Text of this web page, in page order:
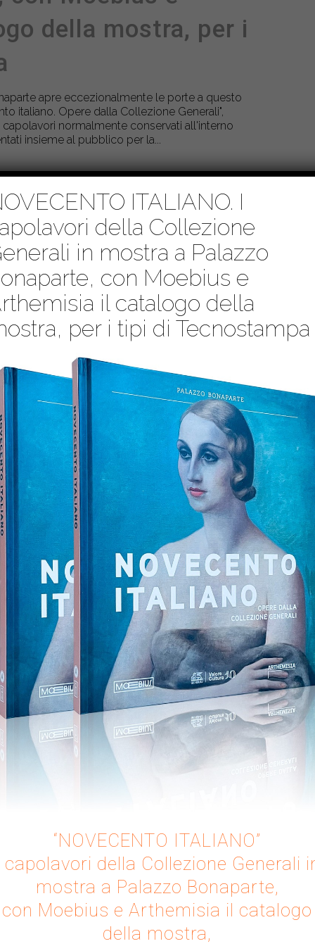
della mostra, per i
apre eccezionalmente le porte a questo
italiano. Opere dalla Collezione Generali",
normalmente conservati all'interno
insieme al pubblico per la...
Jodice” dal Museo
al catalogo di
tipi di Tecnostampa,
ITALIANO. I
della Collezione
in mostra a Palazzo
con Moebius e
il catalogo della
per i tipi di Tecnostampa
“NOVECENTO ITALIANO”
capolavori della Collezione Generali
mostra a Palazzo Bonaparte,
con Moebius e Arthemisia il catalogo
della mostra,